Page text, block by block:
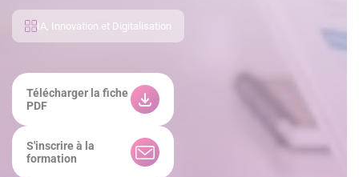
IA, Innovation et Digitalisation
Télécharger la fiche
PDF
S'inscrire à la
formation